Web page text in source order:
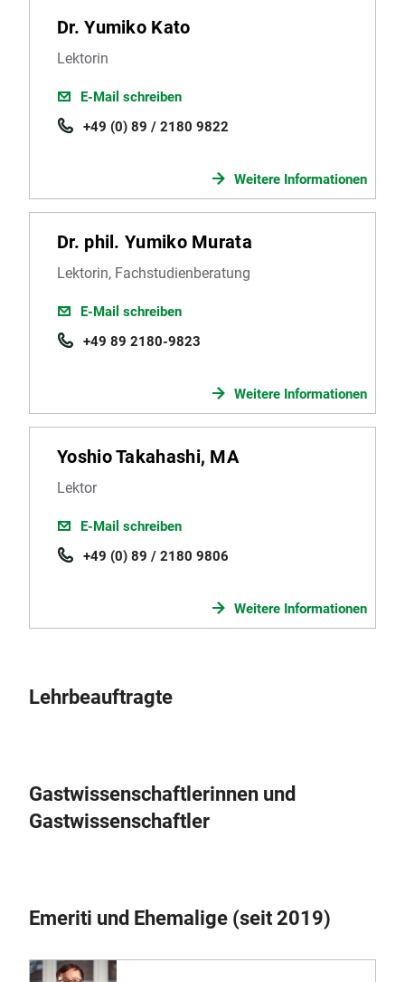
Dr. Yumiko Kato
Lektorin
E-Mail schreiben
+49 (0) 89 / 2180 9822
Weitere Informationen
Dr. phil. Yumiko Murata
Lektorin, Fachstudienberatung
E-Mail schreiben
+49 89 2180-9823
Weitere Informationen
Yoshio Takahashi, MA
Lektor
E-Mail schreiben
+49 (0) 89 / 2180 9806
Weitere Informationen
Lehrbeauftragte
Gastwissenschaftlerinnen und
Gastwissenschaftler
Emeriti und Ehemalige (seit 2019)